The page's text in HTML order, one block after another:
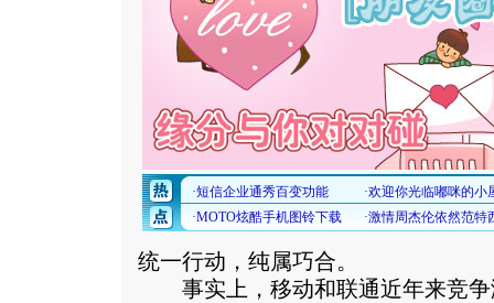
统一行动，纯属巧合。
事实上，移动和联通近年来竞争